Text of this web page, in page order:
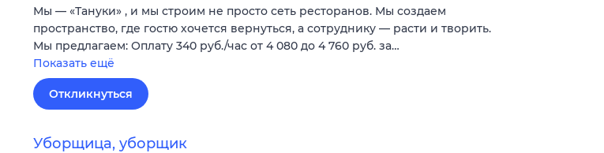
Мы — «Тануки» , и мы строим не просто сеть ресторанов. Мы создаем
пространство, где гостю хочется вернуться, а сотруднику — расти и творить.
Мы предлагаем: Оплату 340 руб./час от 4 080 до 4 760 руб. за…
Показать ещё
Откликнуться
Уборщица, уборщик